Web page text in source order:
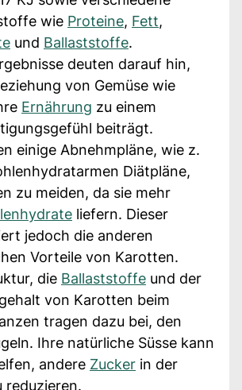
wie Proteine, Fett,
und Ballaststoffe.
deuten darauf hin,
von Gemüse wie
Ernährung zu einem
beiträgt.
einige Abnehmpläne, wie z.
Diätpläne,
zu meiden, da sie mehr
liefern. Dieser
jedoch die anderen
Vorteile von Karotten.
die Ballaststoffe und der
von Karotten beim
tragen dazu bei, den
Ihre natürliche Süsse kann
andere Zucker in der
reduzieren.